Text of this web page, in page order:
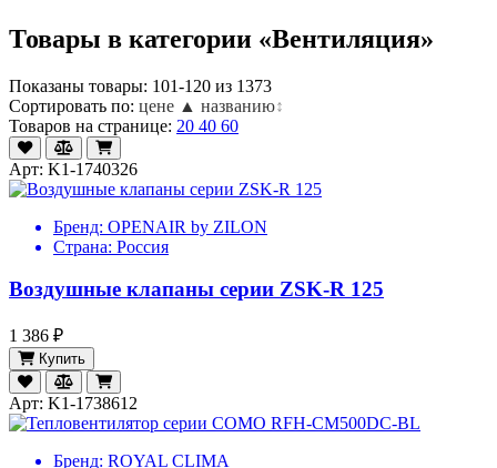
Товары в категории «Вентиляция»
Показаны товары: 101-120 из 1373
Сортировать по: цене ▲ названию↕
Товаров на странице: 20 40 60
Арт: K1-1740326
Бренд: OPENAIR by ZILON
Страна: Россия
Воздушные клапаны серии ZSK-R 125
1 386 ₽
Купить
Арт: K1-1738612
Бренд: ROYAL CLIMA